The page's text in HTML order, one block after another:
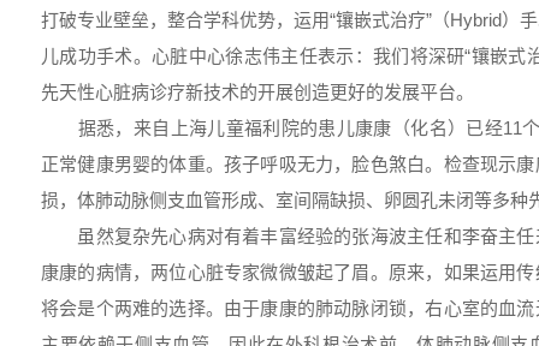
打破专业壁垒，整合学科优势，运用“镶嵌式治疗”（Hybrid）
儿成功手术。心脏中心徐志伟主任表示：我们将深研“镶嵌式
先天性心脏病诊疗新技术的开展创造更好的发展平台。
据悉，来自上海儿童福利院的患儿康康（化名）已经11
正常健康男婴的体重。孩子呼吸无力，脸色煞白。检查现示
损，体肺动脉侧支血管形成、室间隔缺损、卵圆孔未闭等多种
虽然复杂先心病对有着丰富经验的张海波主任和李奋主任
康康的病情，两位心脏专家微微皱起了眉。原来，如果运用
将会是个两难的选择。由于康康的肺动脉闭锁，右心室的血